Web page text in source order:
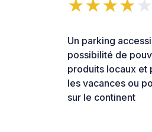
Un parking
possibilité de
produits locaux et
les vacances ou
sur le continent